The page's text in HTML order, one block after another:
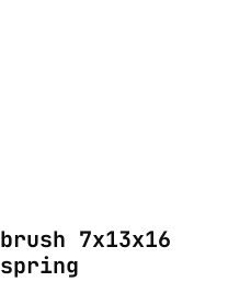
brush 7x13x16
spring